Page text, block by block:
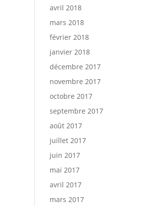
avril 2018
mars 2018
février 2018
janvier 2018
décembre 2017
novembre 2017
octobre 2017
septembre 2017
août 2017
juillet 2017
juin 2017
mai 2017
avril 2017
mars 2017